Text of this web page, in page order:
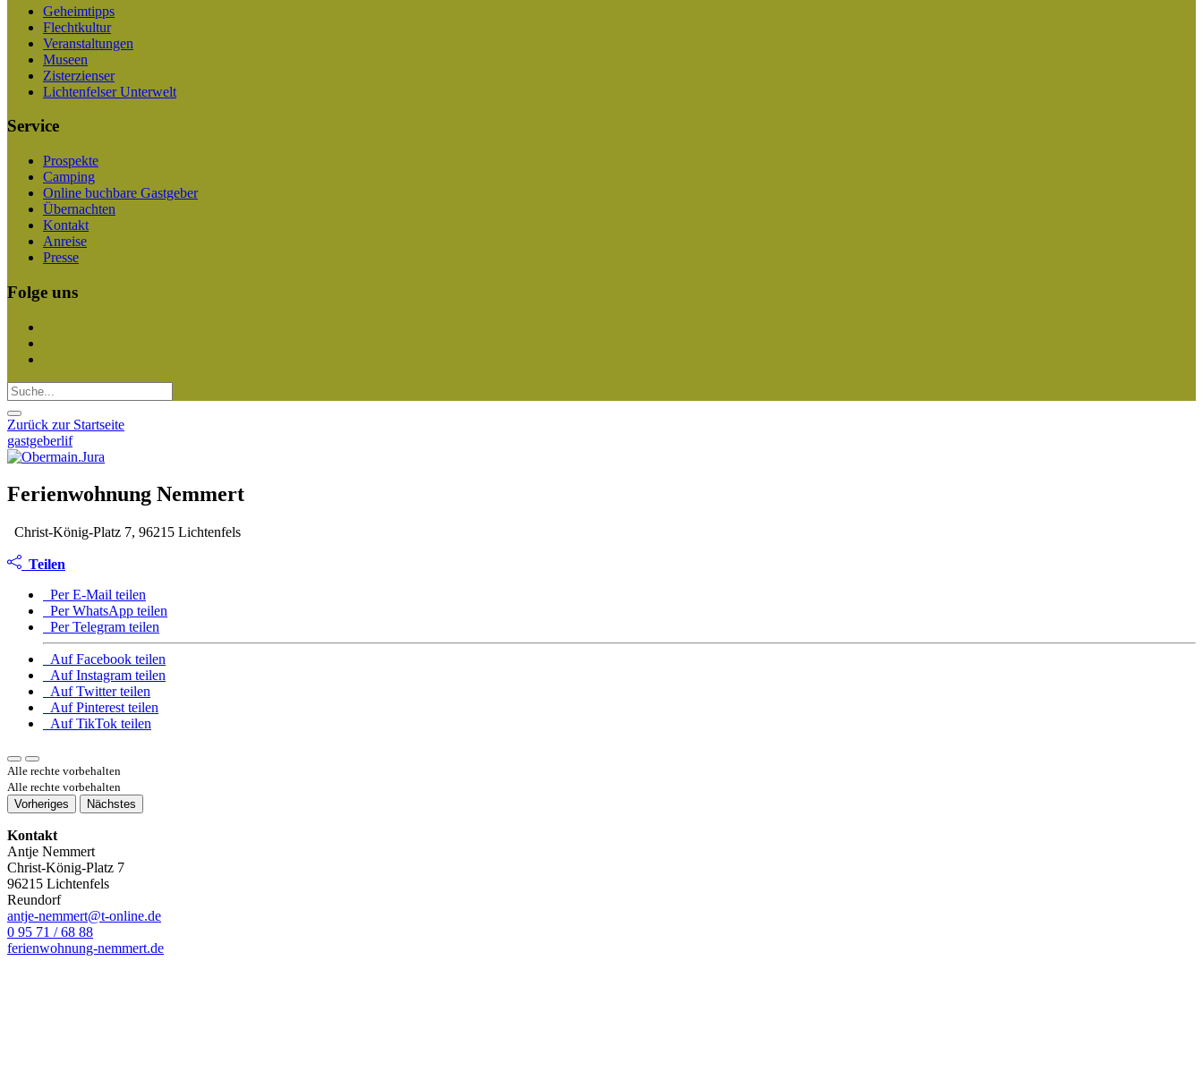
Geheimtipps
Flechtkultur
Veranstaltungen
Museen
Zisterzienser
Lichtenfelser Unterwelt
Service
Prospekte
Camping
Online buchbare Gastgeber
Übernachten
Kontakt
Anreise
Presse
Folge uns
Zurück zur Startseite
gastgeberlif
Ferienwohnung Nemmert
Christ-König-Platz 7, 96215 Lichtenfels
Teilen
Per E-Mail teilen
Per WhatsApp teilen
Per Telegram teilen
Auf Facebook teilen
Auf Instagram teilen
Auf Twitter teilen
Auf Pinterest teilen
Auf TikTok teilen
Alle rechte vorbehalten
Alle rechte vorbehalten
Vorheriges
Nächstes
Kontakt
Antje Nemmert
Christ-König-Platz 7
96215 Lichtenfels
Reundorf
antje-nemmert@t-online.de
0 95 71 / 68 88
ferienwohnung-nemmert.de